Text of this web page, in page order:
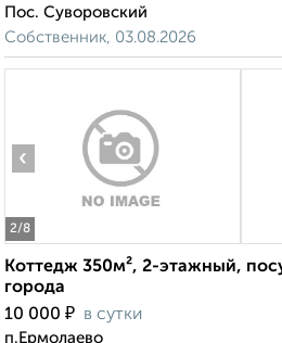
Пос. Суворовский
Собственник, 03.08.2026
2/8
‹
Коттедж 350м², 2-этажный,
города
10 000 ₽ в сутки
п.Ермолаево